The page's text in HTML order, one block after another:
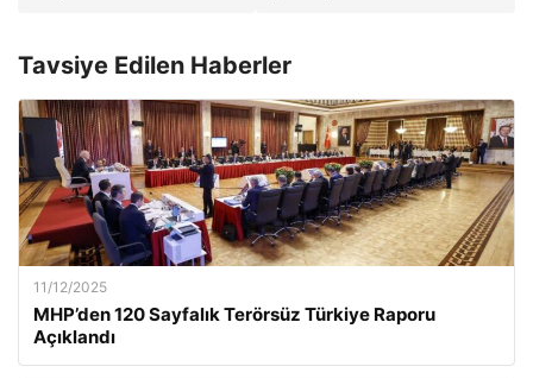
Tavsiye Edilen Haberler
11/12/2025
MHP’den 120 Sayfalık Terörsüz Türkiye Raporu
Açıklandı